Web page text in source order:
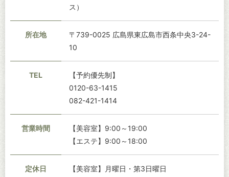
ス）
所在地
〒739-0025 広島県東広島市西条中央3-24-
10
TEL
【予約優先制】
0120-63-1415
082-421-1414
営業時間
【美容室】9:00～19:00
【エステ】9:00～18:00
定休日
【美容室】月曜日・第3日曜日